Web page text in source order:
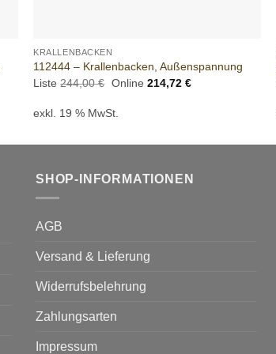
KRALLENBACKEN
112444 – Krallenbacken, Außenspannung
Liste 244,00€ Ursprünglicher
244,00 €
Online 214,72 €Aktueller
exkl. 19 % MwSt.
SHOP-INFORMATIONEN
AGB
Versand & Lieferung
Widerrufsbelehrung
Zahlungsarten
Impressum